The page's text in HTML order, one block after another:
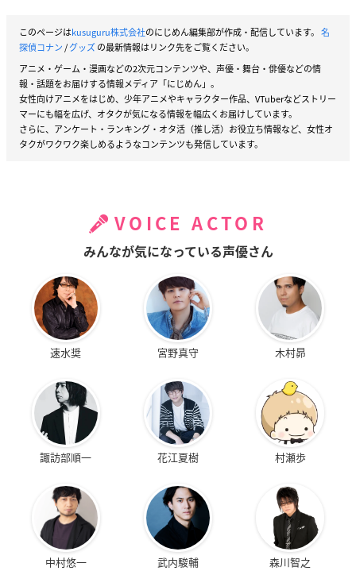
このページはkusuguru株式会社のにじめん編集部が作成・配信しています。 名
探偵コナン/グッズの最新情報はリンク先をご覧ください。
アニメ・ゲーム・漫画などの2次元コンテンツや、声優・舞台・俳優などの情
報・話題をお届けする情報メディア「にじめん」。
女性向けアニメをはじめ、少年アニメやキャラクター作品、VTuberなどストリー
マーにも幅を広げ、オタクが気になる情報を幅広くお届けしています。
さらに、アンケート・ランキング・オタ活（推し活）お役立ち情報など、女性オ
タクがワクワク楽しめるようなコンテンツも発信しています。
VOICE ACTOR
みんなが気になっている声優さん
速水奨 宮野真守 木村昴
諏訪部順一 花江夏樹 村瀬歩
中村悠一 武内駿輔 森川智之